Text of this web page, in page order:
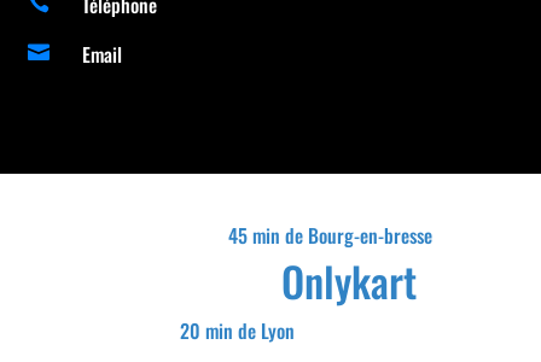
 Email
20 min de Lyon
Onlykart
45 min de Bourg-en-bresse